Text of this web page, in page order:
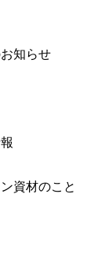
知らせ
資材のこと